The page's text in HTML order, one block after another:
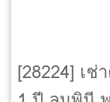
[28224] เช่